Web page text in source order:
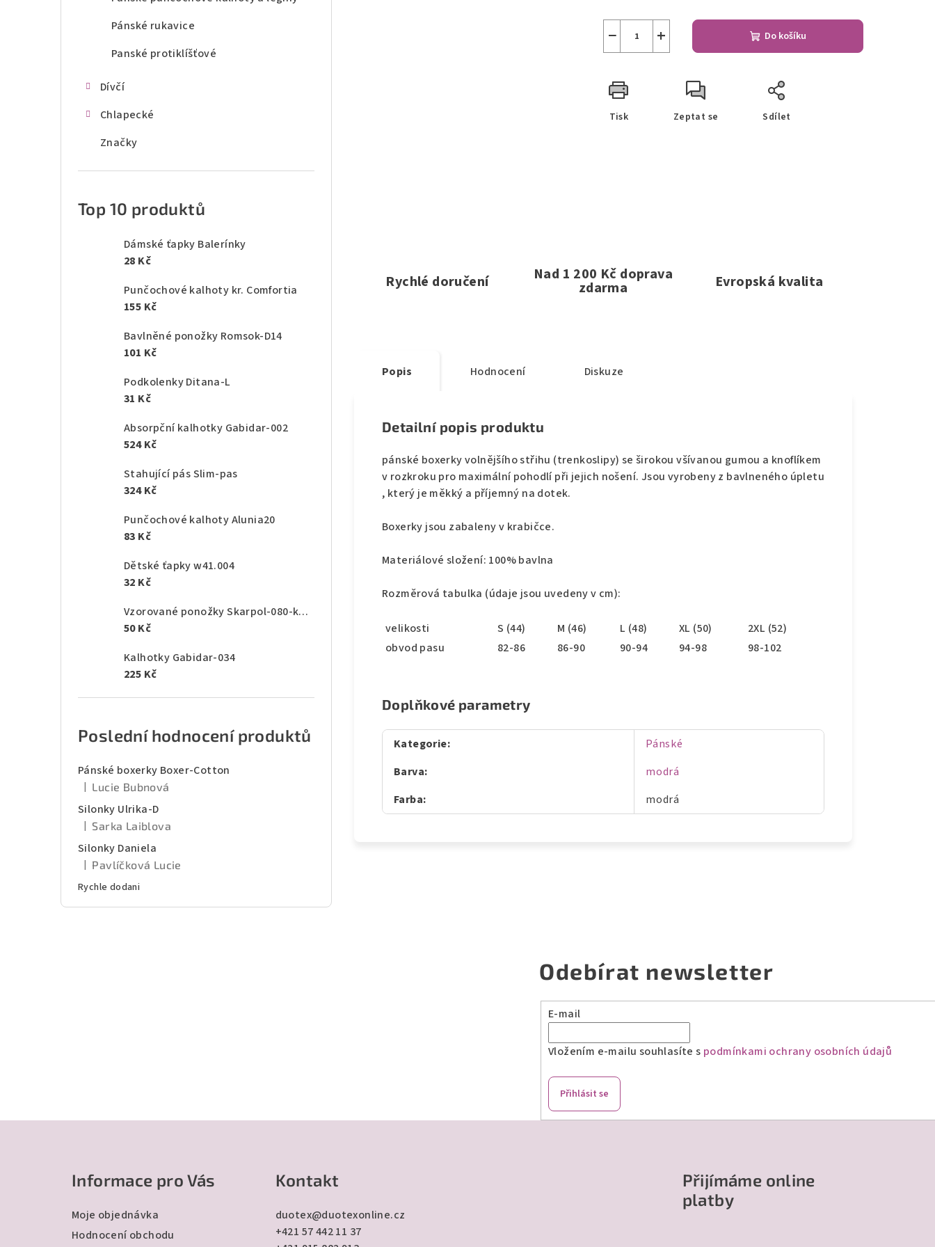
Pánské rukavice
Panské protiklíšťové
Dívčí
Chlapecké
Značky
Top 10 produktů
Dámské ťapky Balerínky
28 Kč
Punčochové kalhoty kr. Comfortia
155 Kč
Bavlněné ponožky Romsok-D14
101 Kč
Podkolenky Ditana-L
31 Kč
Absorpční kalhotky Gabidar-002
524 Kč
Stahující pás Slim-pas
324 Kč
Punčochové kalhoty Alunia20
83 Kč
Dětské ťapky w41.004
32 Kč
Vzorované ponožky Skarpol-080-kaktus
50 Kč
Kalhotky Gabidar-034
225 Kč
Poslední hodnocení produktů
Pánské boxerky Boxer-Cotton
Hodnocení produktu je 5 z 5 hvězdiček.
Lucie Bubnová
Silonky Ulrika-D
Hodnocení produktu je 5 z 5 hvězdiček.
Sarka Laiblova
Silonky Daniela
Hodnocení produktu je 5 z 5 hvězdiček.
Pavlíčková Lucie
Rychle dodani
+
− Do košíku
Tisk Zeptat se Sdílet
Rychlé doručení Nad 1 200 Kč doprava
zdarma Evropská kvalita
Popis Hodnocení Diskuze
Detailní popis produktu
pánské boxerky volnějšího střihu (trenkoslipy) se širokou všívanou gumou a knoflíkem
v rozkroku pro maximální pohodlí při jejich nošení. Jsou vyrobeny z bavlneného úpletu
, který je měkký a příjemný na dotek.
Boxerky jsou zabaleny v krabičce.
Materiálové složení: 100% bavlna
Rozměrová tabulka (údaje jsou uvedeny v cm):
velikosti S (44) M (46) L (48) XL (50)
2XL (52)
obvod pasu
82-86 86-90 90-94 94-98 98-102
Doplňkové parametry
Kategorie:
Pánské
Barva:
modrá
Farba: modrá
Odebírat newsletter
E-mail
Vložením e-mailu souhlasíte s podmínkami ochrany osobních údajů
Přihlásit se
Informace pro Vás
Moje objednávka
Hodnocení obchodu
Kontakt
duotex@duotexonline.cz
+421 57 442 11 37
Přijímáme online
platby